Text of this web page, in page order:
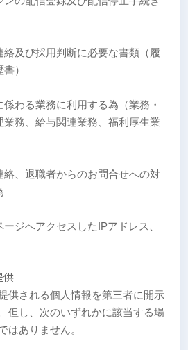
絡及び採用判断に必要な書類（履
）
係わる業務に利用する為（業務・
業務、給与関連業務、福利厚生業
絡、退職者からのお問合せへの対
ージへアクセスしたIPアドレス、
供
供される個人情報を第三者に開示
但し、次のいずれかに該当する場
はありません。